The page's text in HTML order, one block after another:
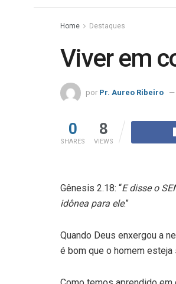
Home Destaques
Viver em
por Pr. Aureo Ribeiro
0
SHARES
8
VIEWS
Gênesis 2.18: “E disse o
idônea para ele.”
Quando Deus enxergou a
é bom que o homem esteja